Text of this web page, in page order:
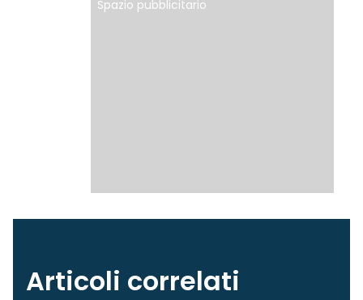
Spazio pubblicitario
Articoli correlati